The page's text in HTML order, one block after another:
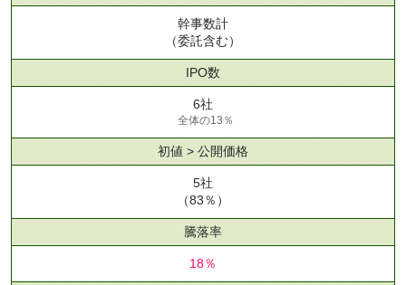
幹事数計
（委託含む）
IPO数
6社
全体の13％
初値 > 公開価格
5社
（83％）
騰落率
18％